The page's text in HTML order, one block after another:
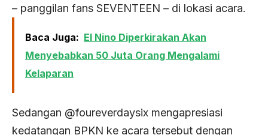
– panggilan fans SEVENTEEN – di lokasi acara.
Baca Juga: El Nino Diperkirakan Akan
Menyebabkan 50 Juta Orang Mengalami
Kelaparan
Sedangan @foureverdaysix mengapresiasi
kedatangan BPKN ke acara tersebut dengan